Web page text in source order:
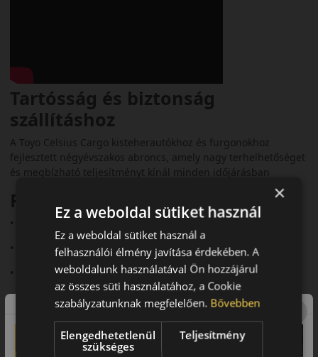
Tartósság és biztonság
szállításhoz
A Toyo Celsius Cargo kisteherautókhoz és furgonokhoz
fejlesztett négyévszakos abroncs, amely nagy terhelhetőséget
és megbízható teljesítményt kínál minden időjárásban
Fő előnyök röviden:
• Kisteherautókhoz fejlesztve
• 3PMSF és M+S minősítés
• Nagy terhelhetőség
• Stabil havas és nedves tapadás
• Tartós szerkezet
Futófelület és tapadás
×
Ez a weboldal sütiket használ
Ez a weboldal sütiket használ a
felhasználói élmény javítása érdekében. A
weboldalunk használatával Ön hozzájárul
az összes süti használatához, a Cookie
szabályzatunknak megfelelően. Bővebben
Elengedhetetlenül
szükséges
Teljesítmény